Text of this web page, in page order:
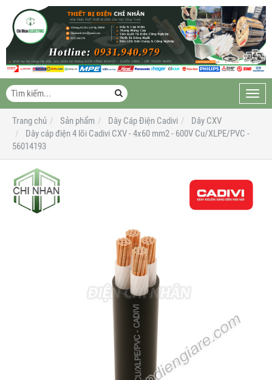
Trang chủ
Sản phẩm Dây Cáp Điện Cadivi
Dây CXV
Dây cáp điện 4 lõi Cadivi CXV - 4x60 mm2 - 600V Cu/XLPE/PVC -
56014193